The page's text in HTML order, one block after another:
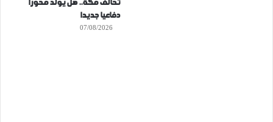
تحالف مكة.. هل يولد محورا
دفاعيا جديدا
07/08/2026